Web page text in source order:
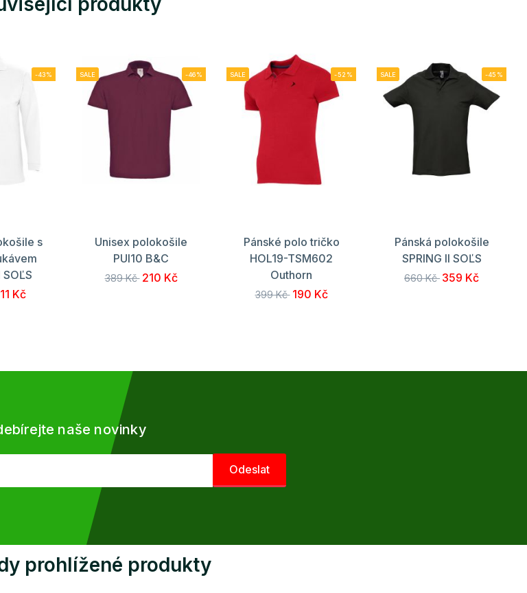
-43%
s
SOĽS
Kč
SALE -46%
Unisex polokošile
PUI10 B&C
389 Kč 210 Kč
SALE -52%
Pánské polo tričko
HOL19-TSM602
Outhorn
399 Kč 190 Kč
SALE -45%
Pánská polokošile
SPRING II SOĽS
660 Kč 359 Kč
naše novinky
prohlížené produkty